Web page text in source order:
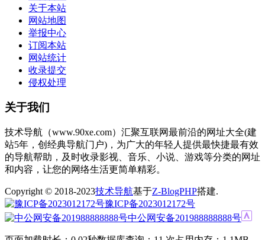
关于本站
网站地图
举报中心
订阅本站
网站统计
收录提交
侵权处理
关于我们
技术导航（www.90xe.com）汇聚互联网最前沿的网址大全(建
站5年，创经典导航门户)，为广大的年轻人提供最快捷最有效
的导航帮助，及时收录影视、音乐、小说、游戏等分类的网址
和内容，让您的网络生活更简单精彩。
Copyright © 2018-2023技术导航基于Z-BlogPHP搭建.
豫ICP备2023012172号
中公网安备201988888888号